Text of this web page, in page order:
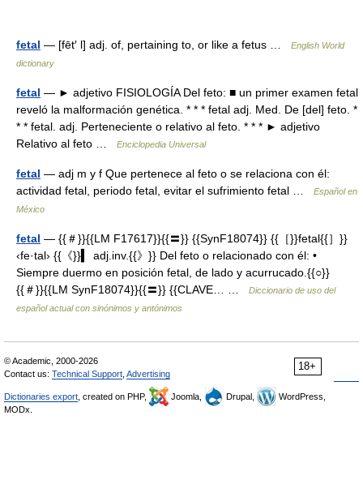
fetal — [fēt′ l] adj. of, pertaining to, or like a fetus …
English World
dictionary
fetal — ► adjetivo FISIOLOGÍA Del feto: ■ un primer examen fetal
reveló la malformación genética. * * * fetal adj. Med. De [del] feto. *
* * fetal. adj. Perteneciente o relativo al feto. * * * ► adjetivo
Relativo al feto …
Enciclopedia Universal
fetal — adj m y f Que pertenece al feto o se relaciona con él:
actividad fetal, periodo fetal, evitar el sufrimiento fetal …
Español en
México
fetal — {{＃}}{{LM F17617}}{{〓}} {{SynF18074}} {{［}}fetal{{］}}
‹fe·tal› {{《}}▍ adj.inv.{{》}} Del feto o relacionado con él: •
Siempre duermo en posición fetal, de lado y acurrucado.{{○}}
{{＃}}{{LM SynF18074}}{{〓}} {{CLAVE… …
Diccionario de uso del
español actual con sinónimos y antónimos
18+
© Academic, 2000-2026
Contact us: Technical Support Advertising
Dictionaries export , created on PHP, Joomla, Drupal,
WordPress,
MODx.